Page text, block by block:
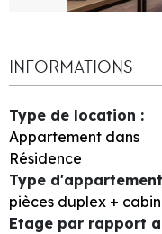
INFORMATIONS
Type de location :
Appartement dans
Résidence
Type d'appartement
pièces duplex +
Etage par rapport